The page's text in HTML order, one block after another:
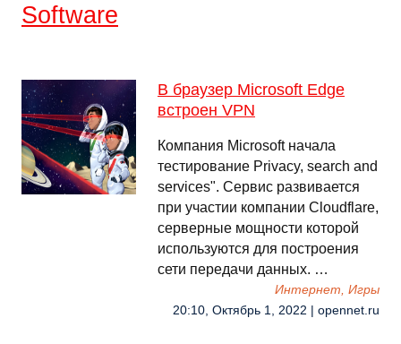
Software
В браузер Microsoft Edge
встроен VPN
Компания Microsoft начала
тестирование Privacy, search and
services". Сервис развивается
при участии компании Cloudflare,
серверные мощности которой
используются для построения
сети передачи данных. …
Интернет, Игры
20:10, Октябрь 1, 2022 | opennet.ru